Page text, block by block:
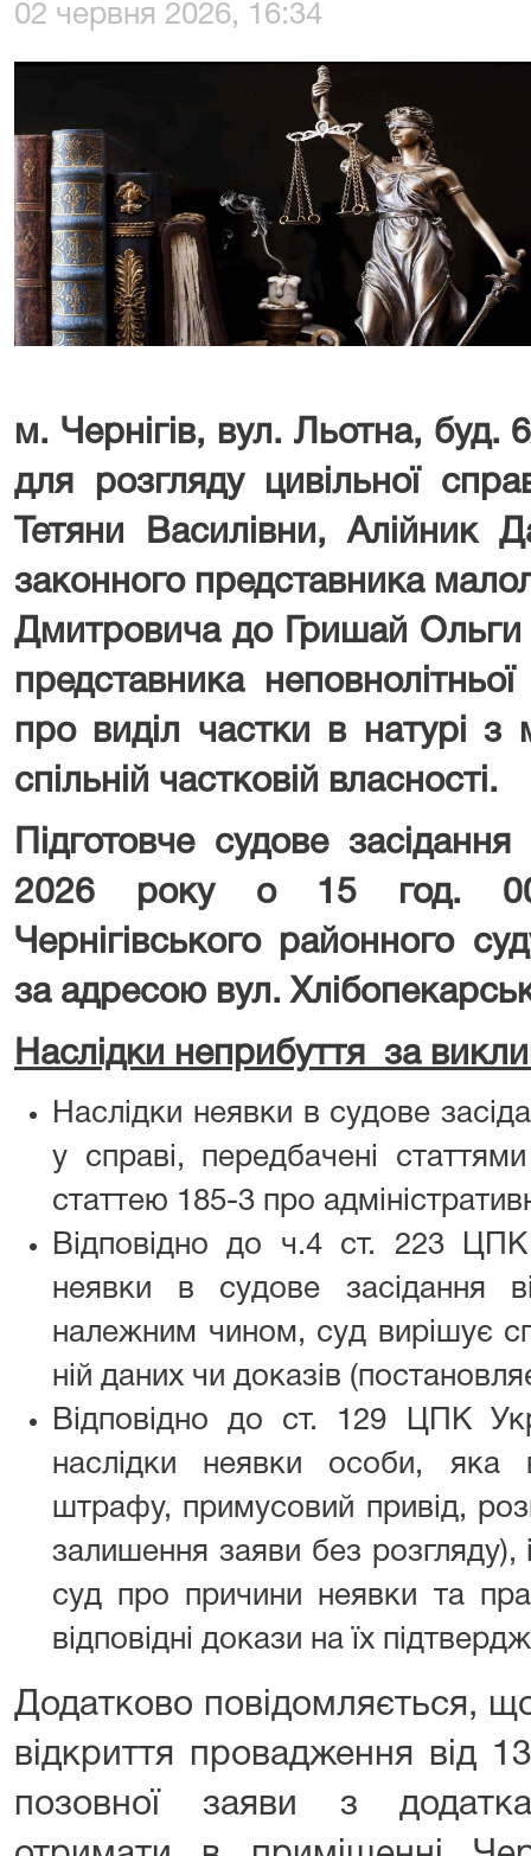
02 червня 2026, 16:34
м. Чернігів, вул. Льотна, буд.
для розгляду цивільної
Тетяни Василівни, Алійник
законного представника
Дмитровича до Гришай Ольги
представника
про виділ частки в натурі
спільній частковій власності.
Підготовче судове
2026 року о 15 год.
Чернігівського районного
за адресою вул.
Наслідки неприбуття за
Наслідки неявки в судове
у справі, передбачені
статтею 185-3 про
Відповідно до ч.4 ст. 223 ЦПК
неявки в судове засідання
належним чином, суд вирішує
ній даних чи доказів
Відповідно до ст. 129 ЦПК
наслідки неявки особи, яка
штрафу, примусовий привід,
залишення заяви без розгляду),
суд про причини неявки та
відповідні докази на їх
Додатково повідомляється,
відкриття провадження від
позовної заяви з